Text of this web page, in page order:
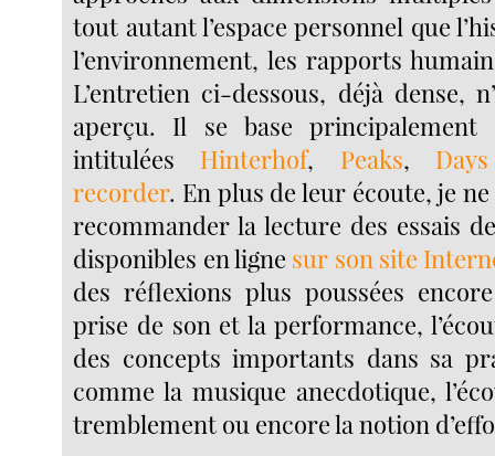
tout autant l’espace personnel que
l’environnement, les rapports
L’entretien ci-dessous, déjà dense,
aperçu. Il se base
intitulées Hinterhof, Peaks,
recorder. En plus de leur écoute, je
recommander la lecture des essais
disponibles en ligne sur son site
des réflexions plus poussées
prise de son et la performance,
des concepts importants dans sa
comme la musique anecdotique,
tremblement ou encore la notion